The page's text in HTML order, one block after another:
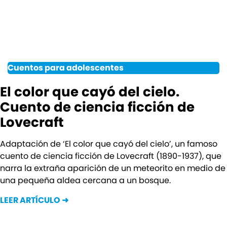
Cuentos para adolescentes
El color que cayó del cielo.
Cuento de ciencia ficción de
Lovecraft
Adaptación de ‘El color que cayó del cielo’, un famoso
cuento de ciencia ficción de Lovecraft (1890-1937), que
narra la extraña aparición de un meteorito en medio de
una pequeña aldea cercana a un bosque.
LEER ARTÍCULO ➜